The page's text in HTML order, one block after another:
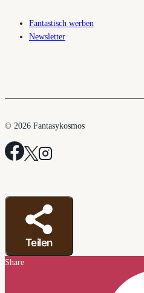
Fantastisch werben
Newsletter
© 2026 Fantasykosmos
Teilen
Share